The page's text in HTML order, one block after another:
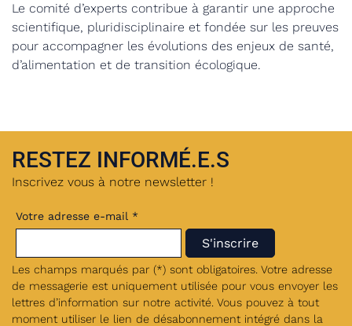
Le comité d’experts contribue à garantir une approche
scientifique, pluridisciplinaire et fondée sur les preuves
pour accompagner les évolutions des enjeux de santé,
d’alimentation et de transition écologique.
RESTEZ INFORMÉ.E.S
Inscrivez vous à notre newsletter !
Votre adresse e-mail *
Les champs marqués par (*) sont obligatoires. Votre adresse
de messagerie est uniquement utilisée pour vous envoyer les
lettres d’information sur notre activité. Vous pouvez à tout
moment utiliser le lien de désabonnement intégré dans la